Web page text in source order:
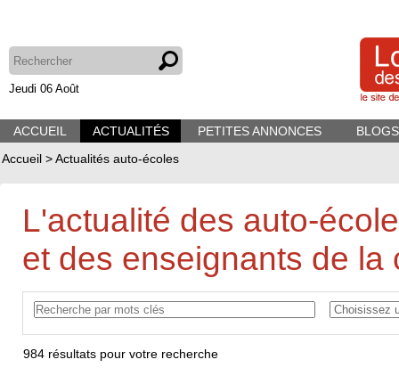
Jeudi 06 Août
ACCUEIL ACTUALITÉS PETITES ANNONCES
Accueil >Actualités auto-écoles
L'actualité des auto-
et des enseignants de la
984 résultats pour votre recherche